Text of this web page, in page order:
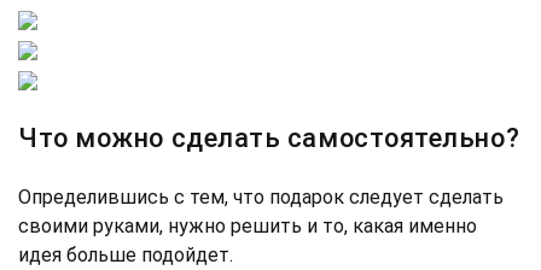
Что можно сделать самостоятельно?
Определившись с тем, что подарок следует сделать
своими руками, нужно решить и то, какая именно
идея больше подойдет.